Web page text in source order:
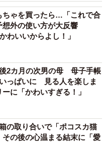
ちゃを買ったら…「これで合
想外の使い方が大反響
わいいからよし！」
2カ月の次男の母 母子手帳
っぱいに 見る人を楽しま
に「かわいすぎる！」
の取り合いで「ポコスカ猫
の後の心温まる結末に「愛